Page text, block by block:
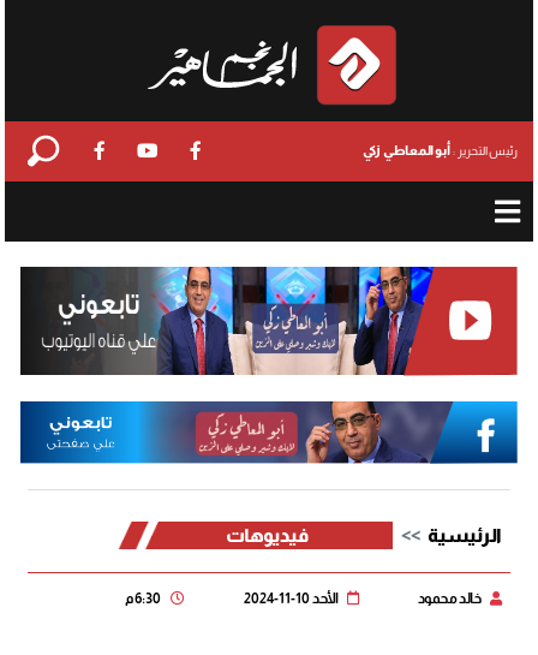
رئيس التحرير : أبو المعاطي زكي
الرئيسية فيديوهات
خالد محمود الأحد 10-11-2024 6:30 م